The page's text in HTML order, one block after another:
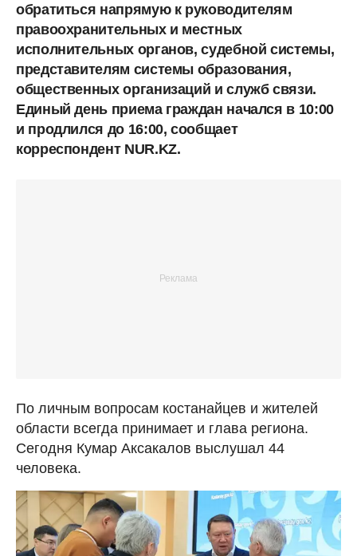
обратиться напрямую к руководителям
правоохранительных и местных
исполнительных органов, судебной системы,
представителям системы образования,
общественных организаций и служб связи.
Единый день приема граждан начался в 10:00
и продлился до 16:00, сообщает
корреспондент NUR.KZ.
По личным вопросам костанайцев и жителей
области всегда принимает и глава региона.
Сегодня Кумар Аксакалов выслушал 44
человека.